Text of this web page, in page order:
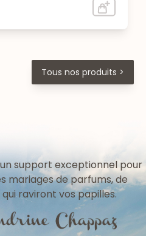
Tous nos produits >
support exceptionnel pour
mariages de parfums, de
raviront vos papilles.